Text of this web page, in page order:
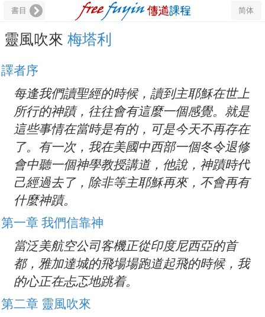
書目 简体
靈風吹來 梅塔利
譯者序
每逢我們讀聖經的時候，讀到主耶穌在世上
所行的神蹟，往往會有這麼一個感覺。就是
這些事情在當時是有的，可是今天不再存在
了。有一次，我在美國中西部一個冬令退修
會中聽一個神學教授講道，他說，神蹟時代
己經過去了，除非等主耶穌再來，不會再有
什麼神蹟。
第一章 我們信靠神
當泛美航空公司客機正從印度尼西亞的首
都，雅加達城的飛場場跑道起飛的時候，我
的心正在忐忑地跳着。
第二章 靈風吹來